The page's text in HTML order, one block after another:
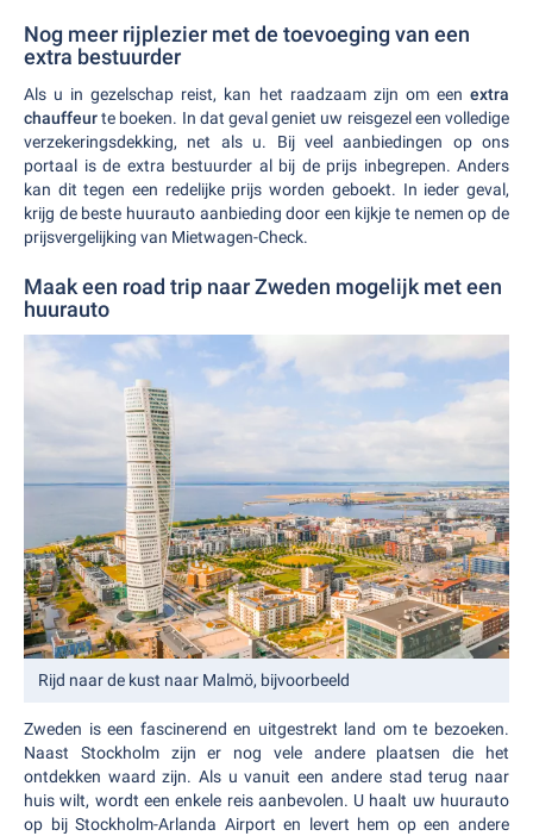
Nog meer rijplezier met de toevoeging van een
extra bestuurder
Als u in gezelschap reist, kan het raadzaam zijn om een extra
chauffeurte boeken. In dat geval geniet uw reisgezel een volledige
verzekeringsdekking, net als u. Bij veel aanbiedingen op ons
portaal is de extra bestuurder al bij de prijs inbegrepen. Anders
kan dit tegen een redelijke prijs worden geboekt. In ieder geval,
krijg de beste huurauto aanbieding door een kijkje te nemen op de
prijsvergelijking van Mietwagen-Check.
Maak een road trip naar Zweden mogelijk met een
huurauto
Rijd naar de kust naar Malmö, bijvoorbeeld
Zweden is een fascinerend en uitgestrekt land om te bezoeken.
Naast Stockholm zijn er nog vele andere plaatsen die het
ontdekken waard zijn. Als u vanuit een andere stad terug naar
huis wilt, wordt een enkele reis aanbevolen. U haalt uw huurauto
op bij Stockholm-Arlanda Airport en levert hem op een andere